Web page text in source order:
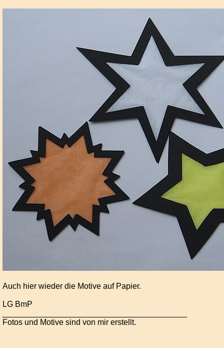
Auch hier wieder die Motive auf Papier.
LG BmP
Fotos und Motive sind von mir erstellt.